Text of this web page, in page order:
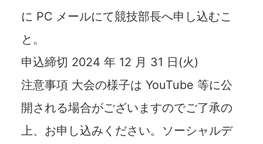
に PC メールにて競技部⻑へ申し込むこ
と。
申込締切 2024 年 12 月 31 日(火)
注意事項 大会の様子は YouTube 等に公
開される場合がございますのでご了承の
上、お申し込みください。ソーシャルデ